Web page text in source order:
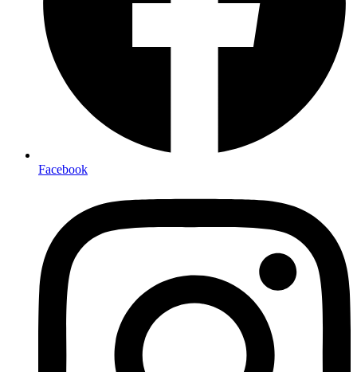
Facebook